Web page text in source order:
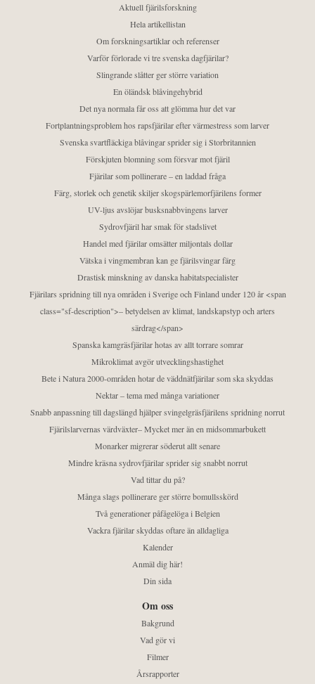
Aktuell fjärilsforskning
Hela artikellistan
Om forskningsartiklar och referenser
Varför förlorade vi tre svenska dagfjärilar?
Slingrande slåtter ger större variation
En öländsk blåvingehybrid
Det nya normala får oss att glömma hur det var
Fortplantningsproblem hos rapsfjärilar efter värmestress som larver
Svenska svartfläckiga blåvingar sprider sig i Storbritannien
Förskjuten blomning som försvar mot fjäril
Fjärilar som pollinerare – en laddad fråga
Färg, storlek och genetik skiljer skogspärlemorfjärilens former
UV-ljus avslöjar busksnabbvingens larver
Sydrovfjäril har smak för stadslivet
Handel med fjärilar omsätter miljontals dollar
Vätska i vingmembran kan ge fjärilsvingar färg
Drastisk minskning av danska habitatspecialister
Fjärilars spridning till nya områden i Sverige och Finland under 120 år <span
class="sf-description">– betydelsen av klimat, landskapstyp och arters
särdrag</span>
Spanska kamgräsfjärilar hotas av allt torrare somrar
Mikroklimat avgör utvecklingshastighet
Bete i Natura 2000-områden hotar de väddnätfjärilar som ska skyddas
Nektar – tema med många variationer
Snabb anpassning till dagslängd hjälper svingelgräsfjärilens spridning norrut
Fjärilslarvernas värdväxter– Mycket mer än en midsommarbukett
Monarker migrerar söderut allt senare
Mindre kräsna sydrovfjärilar sprider sig snabbt norrut
Vad tittar du på?
Många slags pollinerare ger större bomullsskörd
Två generationer påfågelöga i Belgien
Vackra fjärilar skyddas oftare än alldagliga
Kalender
Anmäl dig här!
Din sida
Om oss
Bakgrund
Vad gör vi
Filmer
Årsrapporter